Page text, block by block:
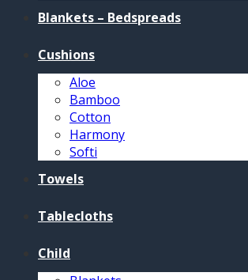
Blankets – Bedspreads
Cushions
Aloe
Bamboo
Cotton
Harmony
Softi
Towels
Tablecloths
Child